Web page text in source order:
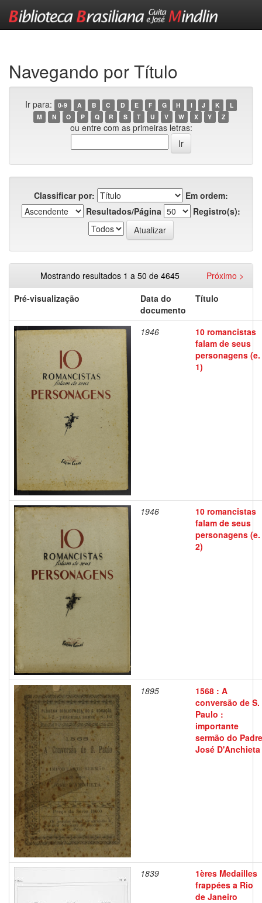
Navegando por Título
Ir para: 0-9 A B C D E F G H I J K
L
M
N O P Q R S T U V W X Y Z
ou entre com as primeiras letras:
Classificar por:
Em ordem:
Resultados/Página
Registro(s):
Mostrando resultados 1 a 50 de 4645
Próximo >
Pré-visualização
Data do
documento
Título
1946
10 romancistas
falam de seus
personagens (e.
1)
1946
10 romancistas
falam de seus
personagens (e.
2)
1895
1568 : A
conversão de S.
Paulo :
importante
sermão do Padre
José D'Anchieta
1839
1ères Medailles
frappées a Rio
de Janeiro